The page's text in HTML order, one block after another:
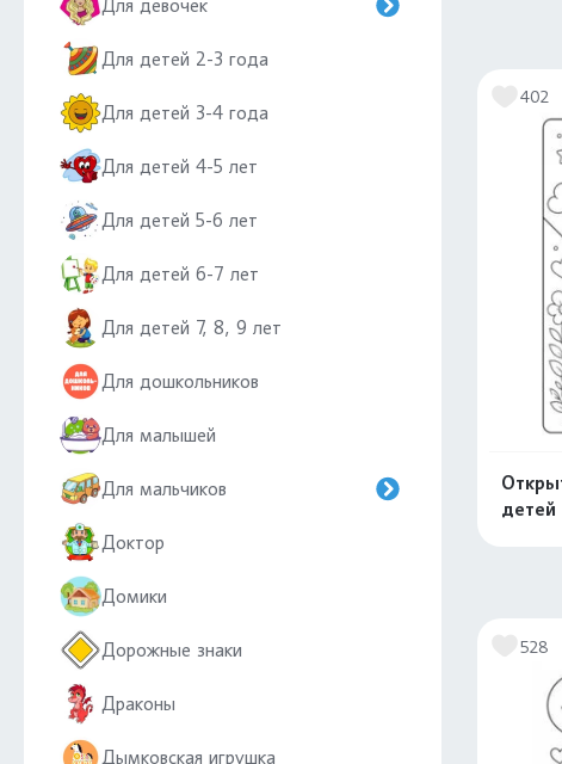
Для девочек
Для детей 2-3 года
Для детей 3-4 года
Для детей 4-5 лет
Для детей 5-6 лет
Для детей 6-7 лет
Для детей 7, 8, 9 лет
Для дошкольников
Для малышей
Для мальчиков
Доктор
Домики
Дорожные знаки
Драконы
Дымковская игрушка
402
детей
528